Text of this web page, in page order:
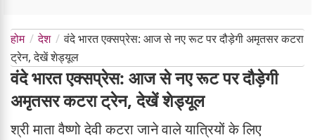
होम देश
वंदे भारत एक्सप्रेस: आज से नए रूट पर दौड़ेगी अमृतसर कटरा
ट्रेन, देखें शेड्यूल
वंदे भारत एक्सप्रेस: आज से नए रूट पर दौड़ेगी
अमृतसर कटरा ट्रेन, देखें शेड्यूल
श्री माता वैष्णो देवी कटरा जाने वाले यात्रियों के लिए